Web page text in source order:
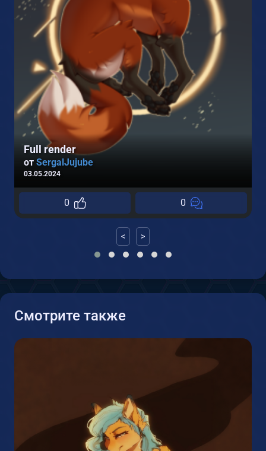
Full render
от SergalJujube
03.05.2024
0 0
< >
Смотрите также